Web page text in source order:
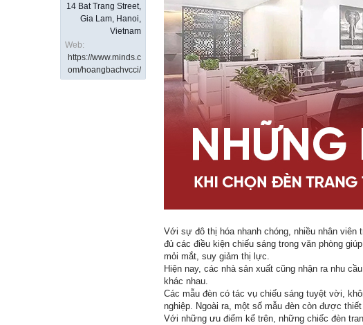
14 Bat Trang Street,
Gia Lam, Hanoi,
Vietnam
Web:
https://www.minds.c
om/hoangbachvcci/
Với sự đô thị hóa nhanh chóng, nhiều nhân
đủ các điều kiện chiếu sáng trong văn phòng
mỏi mắt, suy giảm thị lực.
Hiện nay, các nhà sản xuất cũng nhận ra nhu
khác nhau.
Các mẫu đèn có tác vụ chiếu sáng tuyệt vời,
nghiệp. Ngoài ra, một số mẫu đèn còn được
Với những ưu điểm kể trên, những chiếc đèn